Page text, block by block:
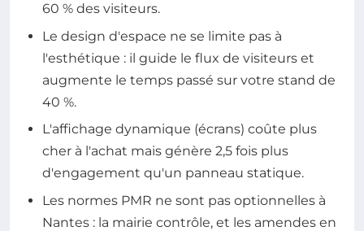
60 % des visiteurs.
Le design d'espace ne se limite pas à
l'esthétique : il guide le flux de visiteurs et
augmente le temps passé sur votre stand de
40 %.
L'affichage dynamique (écrans) coûte plus
cher à l'achat mais génère 2,5 fois plus
d'engagement qu'un panneau statique.
Les normes PMR ne sont pas optionnelles à
Nantes : la mairie contrôle, et les amendes en